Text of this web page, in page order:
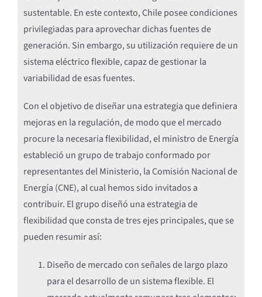
sustentable. En este contexto, Chile posee condiciones
privilegiadas para aprovechar dichas fuentes de
generación. Sin embargo, su utilización requiere de un
sistema eléctrico flexible, capaz de gestionar la
variabilidad de esas fuentes.
Con el objetivo de diseñar una estrategia que definiera
mejoras en la regulación, de modo que el mercado
procure la necesaria flexibilidad, el ministro de Energía
estableció un grupo de trabajo conformado por
representantes del Ministerio, la Comisión Nacional de
Energía (CNE), al cual hemos sido invitados a
contribuir. El grupo diseñó una estrategia de
flexibilidad que consta de tres ejes principales, que se
pueden resumir así:
Diseño de mercado con señales de largo plazo
para el desarrollo de un sistema flexible. El